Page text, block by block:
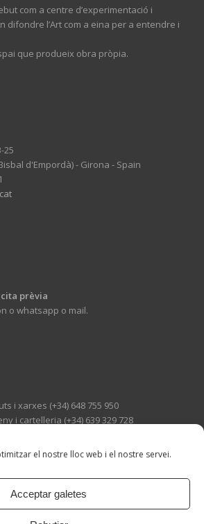
el nostre lloc web i el nostre servei.
Acceptar galetes
com a centre d’experimentació i
difondre l’Art com a eina per a entendre i
que produeix obra pròpia.
25
d'Empordà) - Girona - Spain
prèvia
o whatsapp o mail.
i xarxes (+34) 648 755 950
i cartelleria (+34) 639 329 728